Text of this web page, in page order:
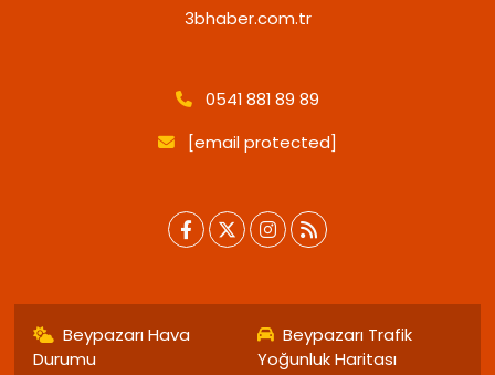
3bhaber.com.tr
0541 881 89 89
[email protected]
Beypazarı Hava
Durumu
Beypazarı Trafik
Yoğunluk Haritası